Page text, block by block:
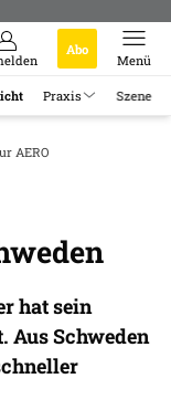
Abo
Menü
Praxis Szene
AERO
hat sein
Aus Schweden